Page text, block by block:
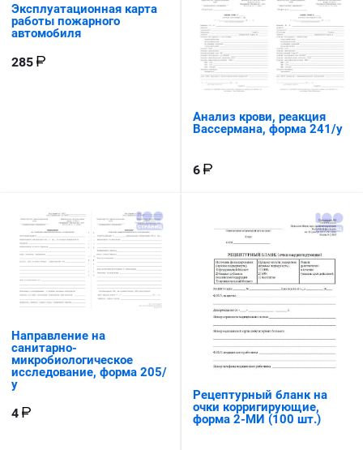
Эксплуатационная карта
работы пожарного
автомобиля
285
Анализ крови, реакция
Вассермана, форма 241/у
6
Направление на
санитарно-
микробиологическое
исследование, форма 205/
у
4
Рецептурный бланк на
очки корригирующие,
форма 2-МИ (100 шт.)